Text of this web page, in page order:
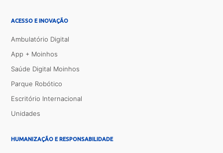
ACESSO E INOVAÇÃO
Ambulatório Digital
App + Moinhos
Saúde Digital Moinhos
Parque Robótico
Escritório Internacional
Unidades
HUMANIZAÇÃO E RESPONSABILIDADE